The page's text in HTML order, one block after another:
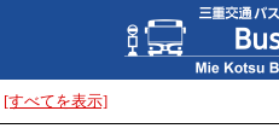
[すべてを表示]